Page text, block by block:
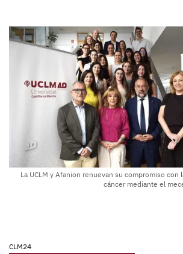
La UCLM y Afanion renuevan su compromiso
cáncer mediante el
CLM24